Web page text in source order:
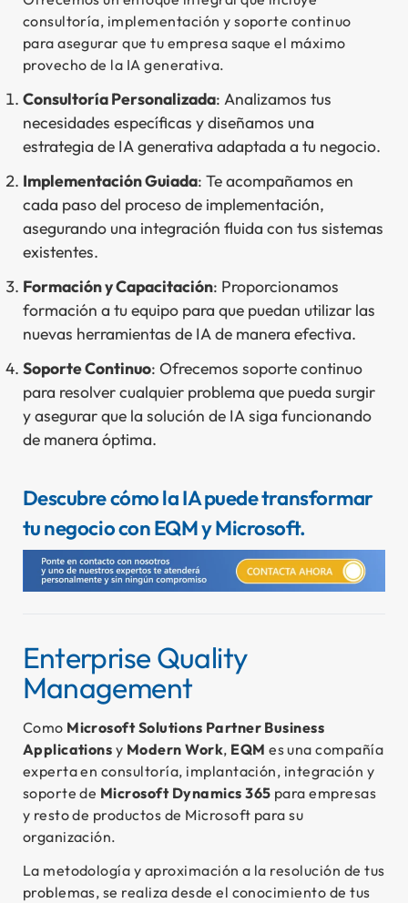
consultoría, implementación y soporte continuo
para asegurar que tu empresa saque el máximo
provecho de la IA generativa.
Consultoría Personalizada: Analizamos tus
necesidades específicas y diseñamos una
estrategia de IA generativa adaptada a tu negocio.
Implementación Guiada: Te acompañamos en
cada paso del proceso de implementación,
asegurando una integración fluida con tus sistemas
existentes.
Formación y Capacitación: Proporcionamos
formación a tu equipo para que puedan utilizar las
nuevas herramientas de IA de manera efectiva.
Soporte Continuo: Ofrecemos soporte continuo
para resolver cualquier problema que pueda surgir
y asegurar que la solución de IA siga funcionando
de manera óptima.
Descubre cómo la IA puede transformar
tu negocio con EQM y Microsoft.
Enterprise Quality
Management
Como Microsoft Solutions Partner Business
Applications y Modern Work, EQM es una compañía
experta en consultoría, implantación, integración y
soporte de Microsoft Dynamics 365 para empresas
y resto de productos de Microsoft para su
organización.
La metodología y aproximación a la resolución de tus
problemas, se realiza desde el conocimiento de tus